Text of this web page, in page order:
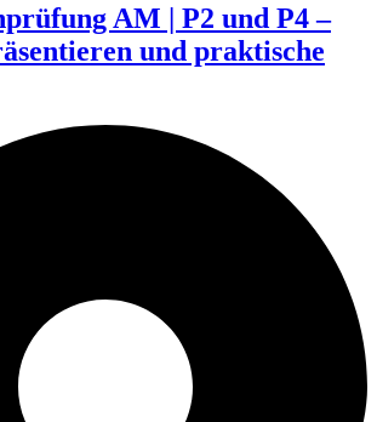
AM | P2 und P4 –
und praktische